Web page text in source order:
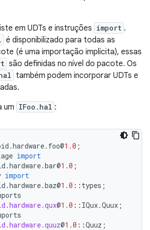
em UDTs e instruções import .
é disponibilizado para todas as
(é uma importação implícita), essas
são definidas no nível do pacote. Os
também podem incorporar UDTs e
um IFoo.hal :
.hardware. foo@1.0 ;
import
.hardware.bar@1.0 ;
import
.hardware.baz@1.0 :: types ;
@1.0 :: IQux.Quux ;
@1.0 ::Quuz ;